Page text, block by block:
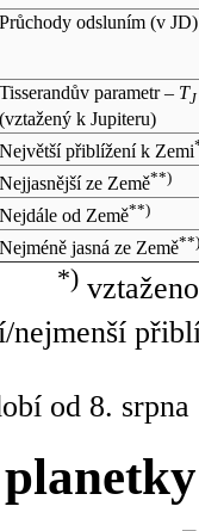
Průchody odsluním (v JD)
Tisserandův parametr – TJ
(vztažený k Jupiteru)
Největší přiblížení k Zemi
Nejjasnější ze Země**)
Nejdále od Země**)
Nejméně jasná ze Země**)
*)
od 8.